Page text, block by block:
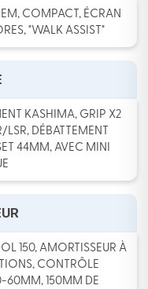
COMPACT, ÉCRAN
"WALK ASSIST"
KASHIMA, GRIP X2
DÉBATTEMENT
44MM, AVEC MINI
150, AMORTISSEUR À
CONTRÔLE
60MM, 150MM DE